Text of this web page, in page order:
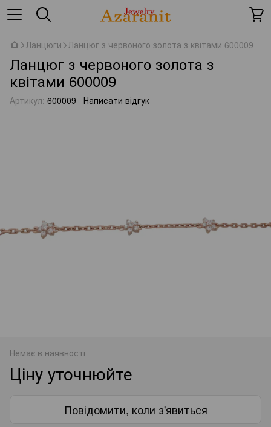
Ланцюги Ланцюг з червоного золота з квітами 600009
Ланцюг з червоного золота з
квітами 600009
Артикул: 600009 Написати відгук
Немає в наявності
Ціну уточнюйте
Повідомити, коли з'явиться